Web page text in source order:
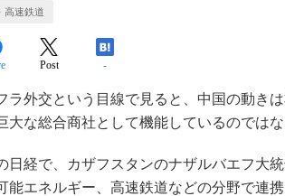
高速鉄道
Post -
ラ外交という目線で見ると、中国の動き
大な総合商社として機能しているのでは
日経で、カザフスタンのナザルバエフ大
能エネルギー、高速鉄道などの分野で連